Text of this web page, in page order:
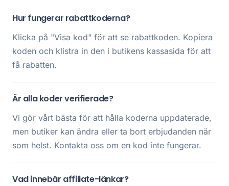
Hur fungerar rabattkoderna?
Klicka på "Visa kod" för att se rabattkoden. Kopiera
koden och klistra in den i butikens kassasida för att
få rabatten.
Är alla koder verifierade?
Vi gör vårt bästa för att hålla koderna uppdaterade,
men butiker kan ändra eller ta bort erbjudanden när
som helst. Kontakta oss om en kod inte fungerar.
Vad innebär affiliate-länkar?